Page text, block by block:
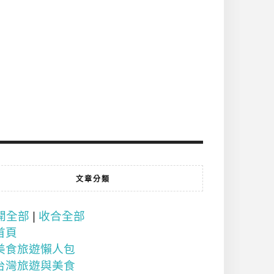
文章分類
全部
收合全部
頁
食旅遊懶人包
灣旅遊與美食